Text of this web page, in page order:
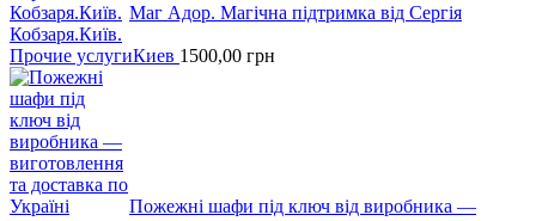
Маг Адор. Магічна підтримка від Сергія
Кобзаря.Київ.
Прочие услугиКиев 1500,00 грн
Пожежні шафи пiд ключ вiд виробника —